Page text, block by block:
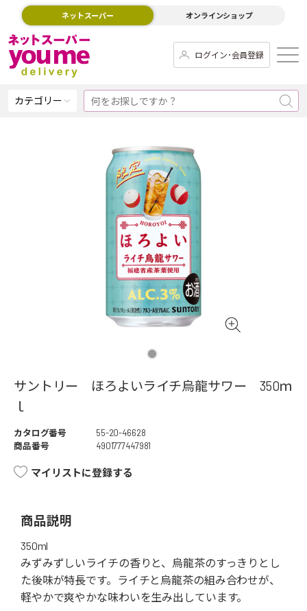
ネットスーパー オンラインショップ
ログイン･会員登録
カテゴリー
サントリー ほろよいライチ烏龍サワー 350ｍ
ｌ
カタログ番号
55-20-46628
商品番号
4901777447981
マイリストに登録する
商品説明
350ml
みずみずしいライチの香りと、烏龍茶のすっきりとし
た後味が特長です。ライチと烏龍茶の組み合わせが、
軽やかで爽やかな味わいを生み出しています。